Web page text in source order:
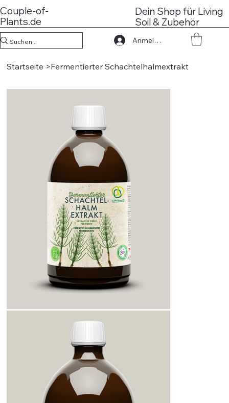
Couple-of-
Plants.de
Dein Shop für Living
Soil & Zubehör
Anmelden
Startseite >Fermentierter Schachtelhalmextrakt